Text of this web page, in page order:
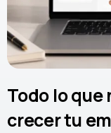
Todo lo
crecer tu